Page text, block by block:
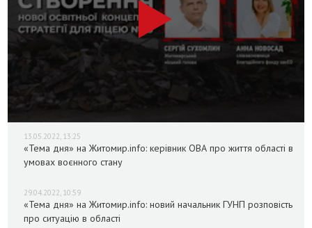
13.05.2022, 13:25
«Тема дня» на Житомир.info: керівник ОВА про життя області в
умовах воєнного стану
29.04.2022, 10:59
«Тема дня» на Житомир.info: новий начальник ГУНП розповість
про ситуацію в області